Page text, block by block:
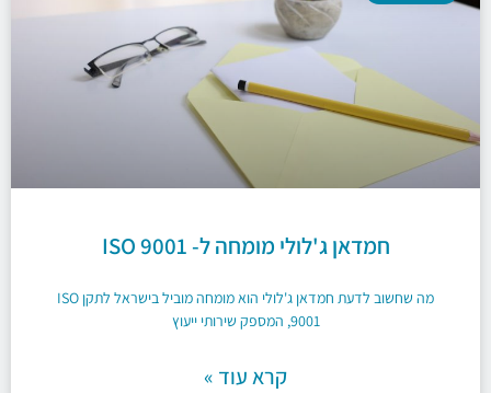
חמדאן ג'לולי מומחה ל- ISO 9001
מה שחשוב לדעת חמדאן ג'לולי הוא מומחה מוביל בישראל לתקן ISO
9001, המספק שירותי ייעוץ
קרא עוד »